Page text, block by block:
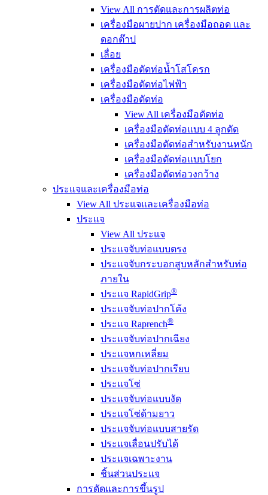
View All การตัดและการผลิตท่อ
เครื่องมือผายปาก เครื่องมือถอด และ
ดอกต๊าป
เลื่อย
เครื่องมือตัดท่อน้ำโสโครก
เครื่องมือตัดท่อไฟฟ้า
เครื่องมือตัดท่อ
View All เครื่องมือตัดท่อ
เครื่องมือตัดท่อแบบ 4 ลูกตัด
เครื่องมือตัดท่อสำหรับงานหนัก
เครื่องมือตัดท่อแบบโยก
เครื่องมือตัดท่อวงกว้าง
ประแจและเครื่องมือท่อ
View All ประแจและเครื่องมือท่อ
ประแจ
View All ประแจ
ประแจจับท่อแบบตรง
ประแจจับกระบอกสูบหลักสำหรับท่อ
ภายใน
ประแจ RapidGrip®
ประแจจับท่อปากโค้ง
ประแจ Raprench®
ประแจจับท่อปากเฉียง
ประแจหกเหลี่ยม
ประแจจับท่อปากเรียบ
ประแจโซ่
ประแจจับท่อแบบงัด
ประแจโซ่ด้ามยาว
ประแจจับท่อแบบสายรัด
ประแจเลื่อนปรับได้
ประแจเฉพาะงาน
ชิ้นส่วนประแจ
การดัดและการขึ้นรูป